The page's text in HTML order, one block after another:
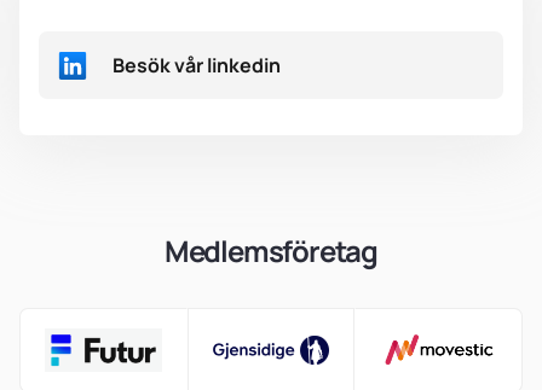
Besök vår linkedin
Medlemsföretag